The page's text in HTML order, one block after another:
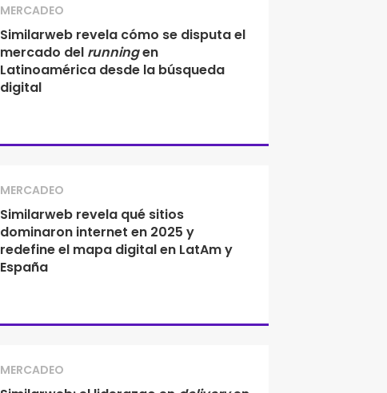
MERCADEO
Similarweb revela cómo se disputa el
mercado del runningen
Latinoamérica desde la búsqueda
digital
MERCADEO
Similarweb revela qué sitios
dominaron internet en 2025 y
redefine el mapa digital en LatAm y
España
MERCADEO